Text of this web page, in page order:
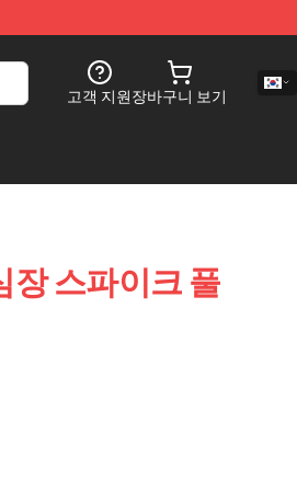
고객 지원장바구니 보기
장 스파이크 풀